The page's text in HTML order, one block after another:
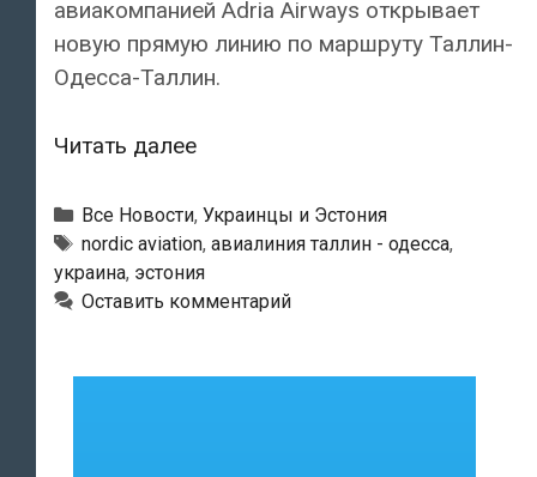
авиакомпанией Adria Airways открывает
новую прямую линию по маршруту Таллин-
Одесса-Таллин.
Читать далееТаллин
Одессу
свяжет
прямая
авиалиния
Рубрики
Все Новости, Украинцы и Эстония
Метки
nordic aviation, авиалиния таллин - одесса,
украина, эстония
Оставить комментарий